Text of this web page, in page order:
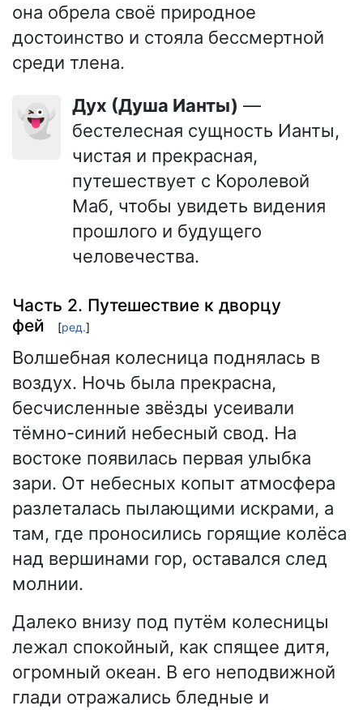
она обрела своё природное
достоинство и стояла бессмертной
среди тлена.
👻 Дух (Душа Ианты) —
бестелесная сущность Ианты,
чистая и прекрасная,
путешествует с Королевой
Маб, чтобы увидеть видения
прошлого и будущего
человечества.
Часть 2. Путешествие к дворцу
фей
[ред.]
Волшебная колесница поднялась в
воздух. Ночь была прекрасна,
бесчисленные звёзды усеивали
тёмно-синий небесный свод. На
востоке появилась первая улыбка
зари. От небесных копыт атмосфера
разлеталась пылающими искрами, а
там, где проносились горящие колёса
над вершинами гор, оставался след
молнии.
Далеко внизу под путём колесницы
лежал спокойный, как спящее дитя,
огромный океан. В его неподвижной
глади отражались бледные и